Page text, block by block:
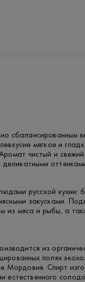
сбалансированным
мягкое и
чистый и
деликатными
русской кухни:
закусками.
из мяса и рыбы, а
из
полях
Мордовия. Спирт
естественного